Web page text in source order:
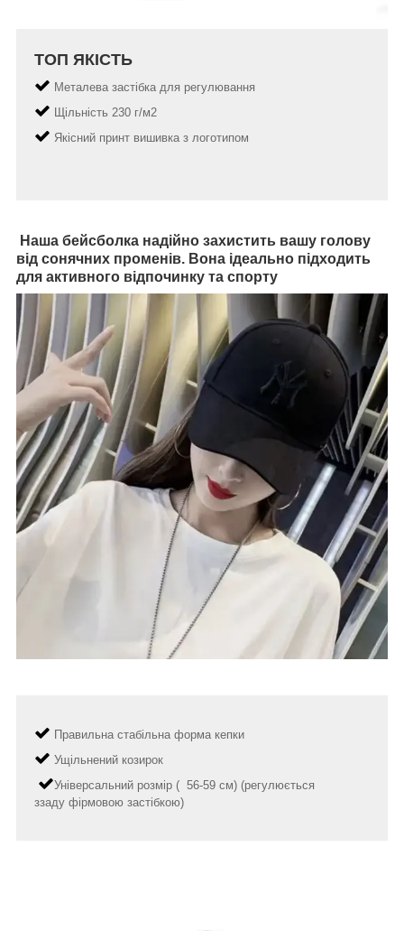
ТОП ЯКІСТЬ
Металева застібка для регулювання
Щільність 230 г/м2
Якісний принт вишивка з логотипом
Наша бейсболка надійно захистить вашу голову
від сонячних променів. Вона ідеально підходить
для активного відпочинку та спорту
Правильна стабільна форма кепки
Ущільнений козирок
Універсальний розмір ( 56-59 см) (регулюється
ззаду фірмовою застібкою)